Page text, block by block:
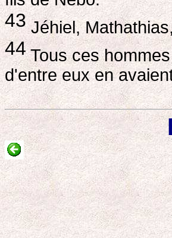
43Jéhiel,
44Tous ces
d'entre eux en